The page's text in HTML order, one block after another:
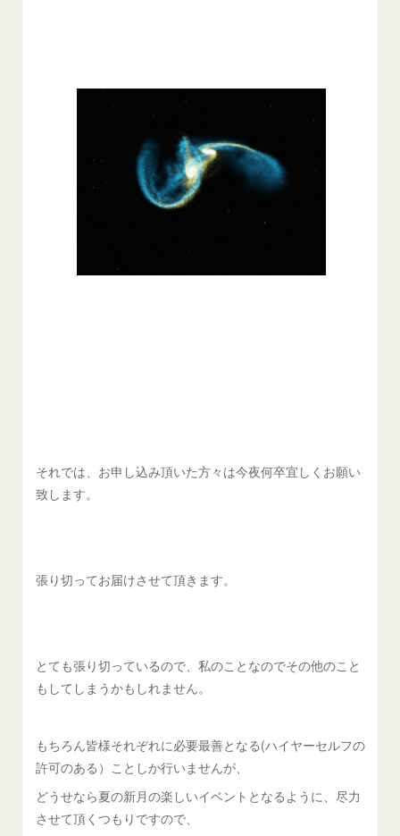
それでは、お申し込み頂いた方々は今夜何卒宜しくお願い
致します。
張り切ってお届けさせて頂きます。
とても張り切っているので、私のことなのでその他のこと
もしてしまうかもしれません。
もちろん皆様それぞれに必要最善となる(ハイヤーセルフの
許可のある）ことしか行いませんが、
どうせなら夏の新月の楽しいイベントとなるように、尽力
させて頂くつもりですので、